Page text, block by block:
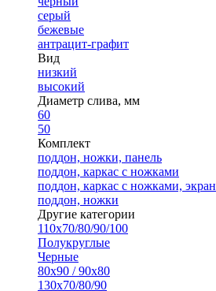
серый
бежевые
антрацит-графит
Вид
низкий
высокий
Диаметр слива, мм
60
50
Комплект
поддон, ножки, панель
поддон, каркас с ножками
поддон, каркас с ножками, экран
поддон, ножки
Другие категории
110х70/80/90/100
Полукруглые
Черные
80х90 / 90х80
130х70/80/90